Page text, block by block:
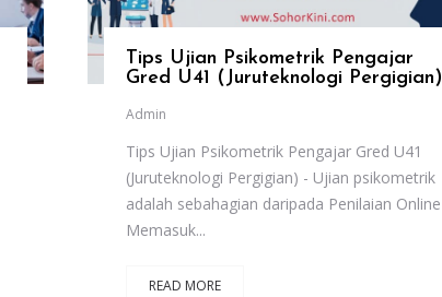
Tips Ujian Psikometrik Pengajar
Gred U41 (Juruteknologi Pergigian)
Admin
Tips Ujian Psikometrik Pengajar Gred U41
(Juruteknologi Pergigian) - Ujian psikometrik
adalah sebahagian daripada Penilaian Online
Memasuk...
READ MORE